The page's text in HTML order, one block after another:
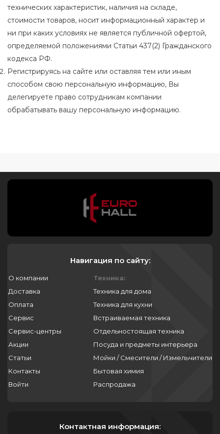
технических характеристик, наличия на складе,
стоимости товаров, носит информационный характер и
ни при каких условиях не является публичной офертой,
определяемой положениями Статьи 437(2) Гражданского
кодекса РФ.
Регистрируясь на сайте или оставляя тем или иным
способом свою персональную информацию, Вы
делегируете право сотрудникам компании
обрабатывать вашу персональную информацию.
Навигация по сайту:
О компании
Доставка
Оплата
Сервис
Сервис-центры
Акции
Статьи
Контакты
Войти
Техника:
Техника для дома
Техника для кухни
Встраиваемая техника
Отдельностоящая техника
Посуда и предметы интерьера
Мойки / Смесители / Измельчители
Бытовая химия
Распродажа
Контактная информация: